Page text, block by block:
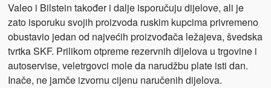
Valeo i Bilstein također i dalje isporučuju dijelove, ali je
zato isporuku svojih proizvoda ruskim kupcima privremeno
obustavio jedan od najvećih proizvođača ležajeva, švedska
tvrtka SKF. Prilikom otpreme rezervnih dijelova u trgovine i
autoservise, veletrgovci mole da narudžbu plate isti dan.
Inače, ne jamče izvornu cijenu naručenih dijelova.